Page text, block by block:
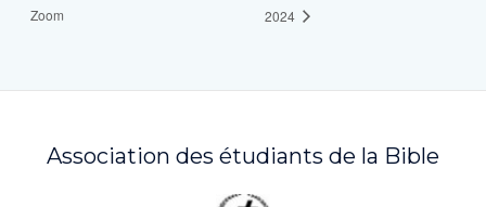
Zoom
2024
Association des étudiants de la Bible